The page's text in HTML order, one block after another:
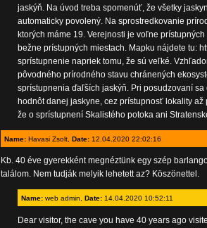
jaskýň. Na úvod treba spomenúť, že všetky
automaticky povolený. Na sprostredkovanie
ktorých máme 19. Verejnosti je voľne
bežne prístupných miestach. Mapku nájdete tu:
sprístupnenie napriek tomu, že sú veľké.
pôvodného prírodného stavu chránených
sprístupnenia ďaľších jaskýň. Pri posudzovaní
hodnôt danej jaskyne, cez prístupnosť lokality
že o sprístupnení Skalistého potoka ani
Name:Havasi Zsolt, Date:12.04.2020 22:02:16
Kb. 40 éve gyerekként megnéztünk egy szép
találom. Nem tudják melyik lehetett az? Köszönettel.
Name:web admin, Date:14.04.2020 10:52:11
Dear visitor, the cave you have 40 years ago